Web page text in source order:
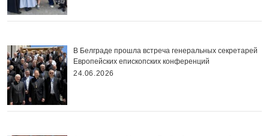
В Белграде прошла встреча генеральных секретарей
Европейских епископских конференций
24.06.2026